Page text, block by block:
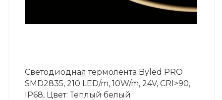
Светодиодная термолента Byled PRO
SMD2835, 210 LED/m, 10W/m, 24V, СRI>90,
IP68, Цвет: Теплый белый